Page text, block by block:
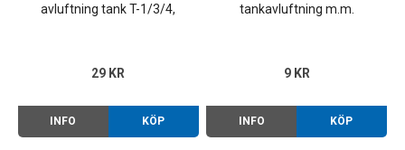
avluftning tank T-1/3/4,
29 KR
INFO KÖP
tankavluftning m.m.
9 KR
INFO KÖP